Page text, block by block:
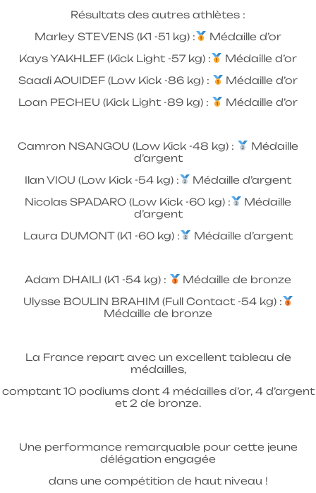
Résultats des autres athlètes :
Marley STEVENS (K1 -51 kg) :
Médaille d’or
Kays YAKHLEF (Kick Light -57 kg) :
Médaille d’or
Saadi AOUIDEF (Low Kick -86 kg) :
Médaille d’or
Loan PECHEU (Kick Light -89 kg) :
Médaille d’or
Camron NSANGOU (Low Kick -48 kg) :
Médaille
d’argent
Ilan VIOU (Low Kick -54 kg) :
Médaille d’argent
Nicolas SPADARO (Low Kick -60 kg) :
Médaille
d’argent
Laura DUMONT (K1 -60 kg) :
Médaille d’argent
Adam DHAILI (K1 -54 kg) :
Médaille de bronze
Ulysse BOULIN BRAHIM (Full Contact -54 kg) :
Médaille de bronze
La France repart avec un excellent tableau de
médailles,
comptant 10 podiums dont 4 médailles d’or, 4 d’argent
et 2 de bronze.
Une performance remarquable pour cette jeune
délégation engagée
dans une compétition de haut niveau !